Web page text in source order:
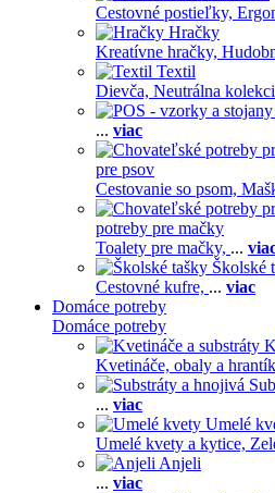
Cestovné postieľky,
Hračky
Kreatívne hračky,
Textil
Dievča, Neutrálna
... viac
pre psov
Cestovanie so psom,
potreby pre mačky
Toalety pre mačky, ...
Školské
Cestovné kufre, ... viac
Domáce potreby
Domáce potreby
Kvetináče, obaly a
... viac
Umelé
Umelé kvety a kytice,
Anjeli
... viac